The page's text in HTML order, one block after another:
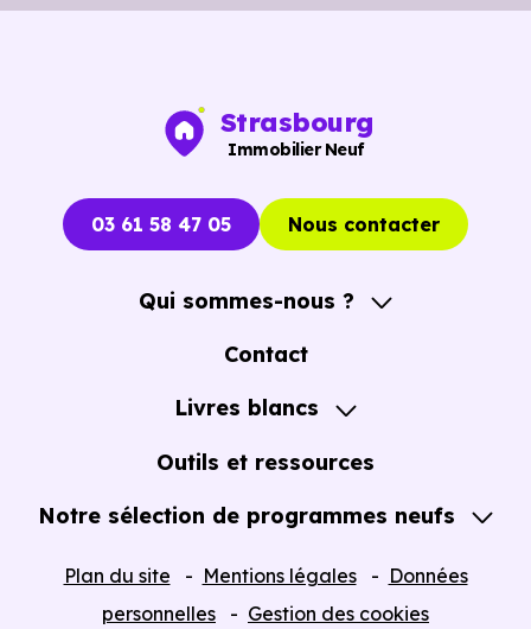
Strasbourg
Immobilier Neuf
03 61 58 47 05 Nous contacter
Qui sommes-nous ?
A propos
Contact
Livres blancs
Guide de l'Achat immobilier neuf en VEFA
Outils et ressources
Notre sélection de programmes neufs
Plan du site Mentions légales
Données
personnelles
Gestion des cookies